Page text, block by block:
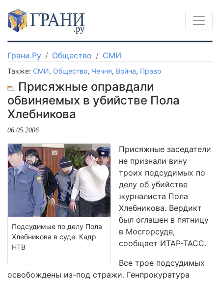
Грани.Ру Общество СМИ
Также: СМИ, Общество, Чечня, Война, Право
Присяжные оправдали
обвиняемых в убийстве Пола
Хлебникова
06.05.2006
Подсудимые по делу Пола
Хлебникова в суде. Кадр
НТВ
Присяжные заседатели
не признали вину
троих подсудимых по
делу об убийстве
журналиста Пола
Хлебникова. Вердикт
был оглашен в пятницу
в Мосгорсуде,
сообщает ИТАР-ТАСС.
Все трое подсудимых
освобождены из-под стражи. Генпрокуратура